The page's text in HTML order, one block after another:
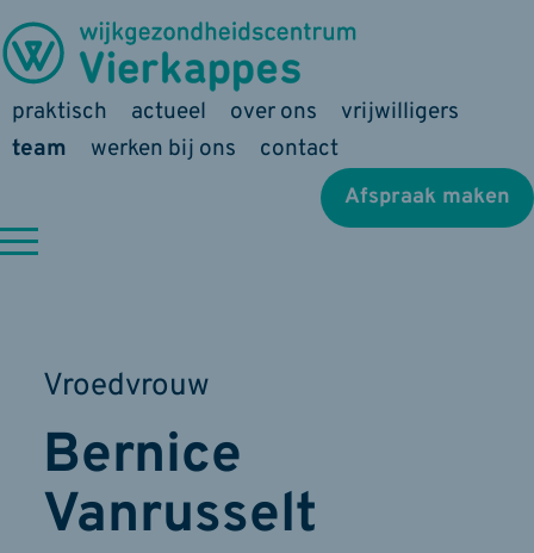
praktisch actueel over ons
vrijwilligers
team
werken bij ons contact
Afspraak maken
Vroedvrouw
Bernice
Vanrusselt